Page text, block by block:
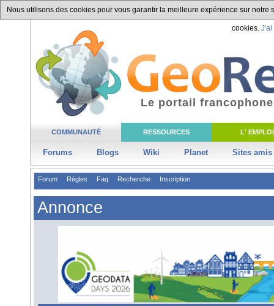
Nous utilisons des cookies pour vous garantir la meilleure expérience sur
cookies. J'ai
COMMUNAUTÉ RESSOURCES L' EMPLOI
Forums Blogs Wiki Planet Sites amis
Le portail
Forum Règles Faq Recherche Inscription
Annonce